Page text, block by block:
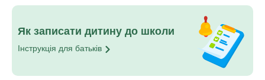
Як записати дитину до школи
Інструкція для батьків